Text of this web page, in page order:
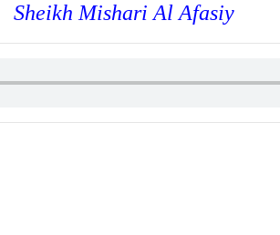
Sheikh Mishari Al Afasiy